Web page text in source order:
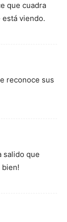
que cuadra
viendo.
reconoce sus
salido que